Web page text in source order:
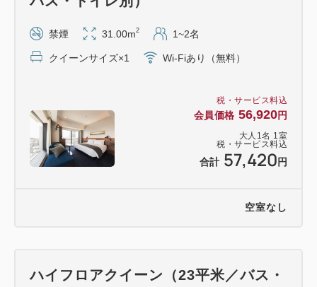
税・サービス料込
会員価格 56,920円
大人 1 名 1 室
税・サービス料込
合計 57,420 円
禁煙 31.00m2 1~2名
クイーンサイズ×1 Wi-Fiあり（無料）
空室なし
ハイフロアクイーン（23平米／バス・